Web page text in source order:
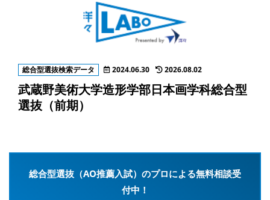
総合型選抜検索データ 2024.06.30 2026.08.02
武蔵野美術大学造形学部日本画学科総合型
選抜（前期）
総合型選抜（AO推薦入試）のプロによる無料相談受
付中！